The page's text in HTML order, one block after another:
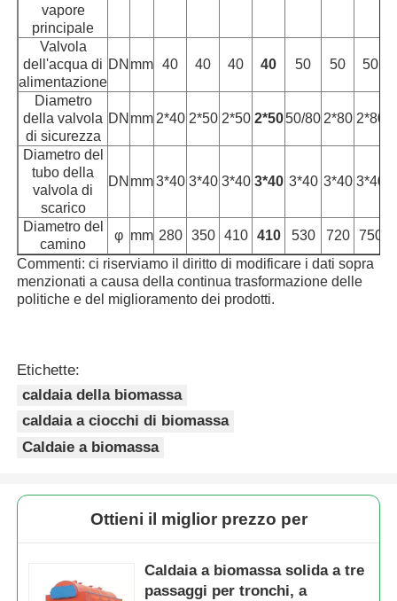
vapore
principale
Valvola
dell'acqua di
alimentazione
DN mm 40 40 40 40 50 50 50
Diametro
della valvola
di sicurezza
DN mm 2*40 2*50 2*50 2*5050/80 2*80 2*80
Diametro del
tubo della
valvola di
scarico
DN mm3*40 3*40 3*40 3*40 3*40 3*40 3*40
Diametro del
camino
φ mm 280 350 410 410 530 720
750
Commenti: ci riserviamo il diritto di modificare i dati sopra
menzionati a causa della continua trasformazione delle
politiche e del miglioramento dei prodotti.
Etichette:
caldaia della biomassa
caldaia a ciocchi di biomassa
Caldaie a biomassa
Ottieni il miglior prezzo per
Caldaia a biomassa solida a tre
passaggi per tronchi, a